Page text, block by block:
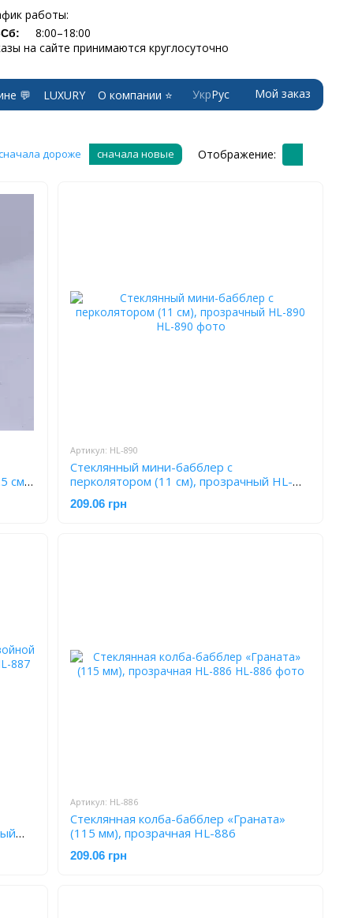
работы:
8:00–18:00
на сайте принимаются круглосуточно
💬 LUXURY
О компании ⭐
УкрРус Мой заказ
дороже сначала новые Отображение:
см,
Артикул: HL-890
Стеклянный мини-бабблер с
перколятором (11 см), прозрачный HL-
890
209.06 грн
Артикул: HL-886
Стеклянная колба-бабблер «Граната»
(115 мм), прозрачная HL-886
209.06 грн